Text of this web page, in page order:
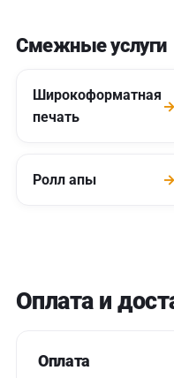
Смежные услуги
Широкоформатная
печать
→
Ролл апы →
Оплата и
Оплата